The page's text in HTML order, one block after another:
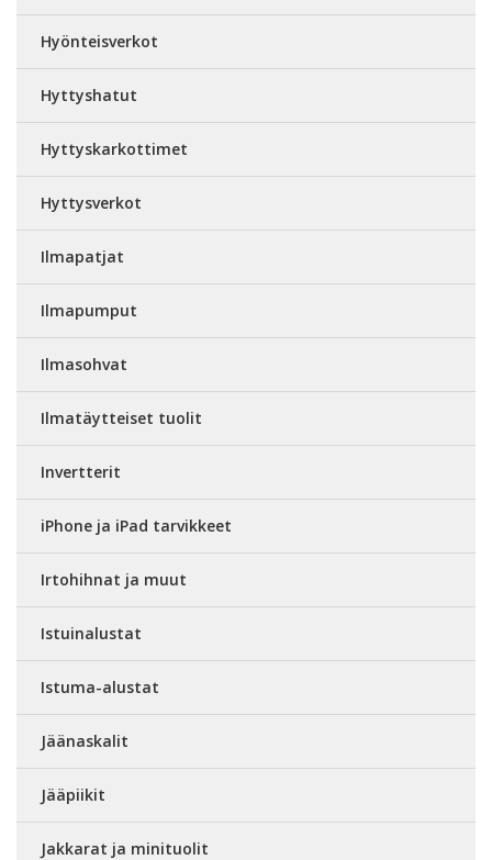
Hyönteisverkot
Hyttyshatut
Hyttyskarkottimet
Hyttysverkot
Ilmapatjat
Ilmapumput
Ilmasohvat
Ilmatäytteiset tuolit
Invertterit
iPhone ja iPad tarvikkeet
Irtohihnat ja muut
Istuinalustat
Istuma-alustat
Jäänaskalit
Jääpiikit
Jakkarat ja minituolit